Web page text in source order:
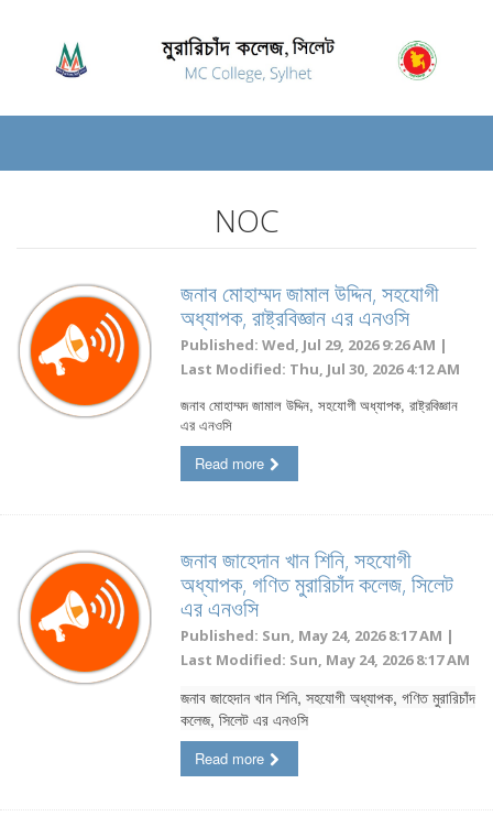
NOC
জনাব মোহাম্মদ জামাল উদ্দিন, সহযোগী
অধ্যাপক, রাষ্ট্রবিজ্ঞান এর এনওসি
Published: Wed, Jul 29, 2026 9:26 AM |
Last Modified: Thu, Jul 30, 2026 4:12 AM
জনাব মোহাম্মদ জামাল উদ্দিন, সহযোগী অধ্যাপক, রাষ্ট্রবিজ্ঞান
এর এনওসি
Read more
জনাব জাহেদান খান শিনি, সহযোগী
অধ্যাপক, গণিত মুরারিচাঁদ কলেজ, সিলেট
এর এনওসি
Published: Sun, May 24, 2026 8:17 AM |
Last Modified: Sun, May 24, 2026 8:17 AM
জনাব জাহেদান খান শিনি, সহযোগী অধ্যাপক, গণিত মুরারিচাঁদ
কলেজ, সিলেট এর এনওসি
Read more